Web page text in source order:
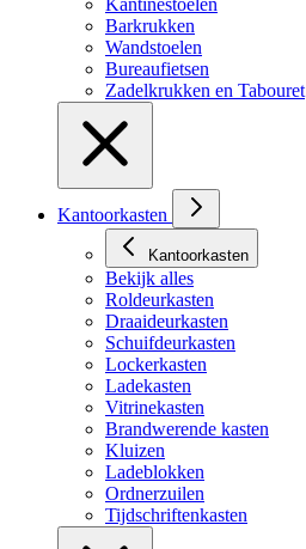
Kantinestoelen
Barkrukken
Wandstoelen
Bureaufietsen
Zadelkrukken en Tabouret
Kantoorkasten
Kantoorkasten
Bekijk alles
Roldeurkasten
Draaideurkasten
Schuifdeurkasten
Lockerkasten
Ladekasten
Vitrinekasten
Brandwerende kasten
Kluizen
Ladeblokken
Ordnerzuilen
Tijdschriftenkasten